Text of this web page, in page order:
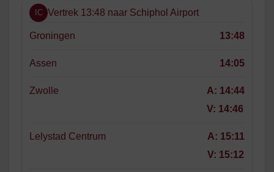
IC Vertrek 13:48 naar Schiphol Airport
Groningen 13:48
Assen 14:05
Zwolle A: 14:44
V: 14:46
Lelystad Centrum A: 15:11
V: 15:12